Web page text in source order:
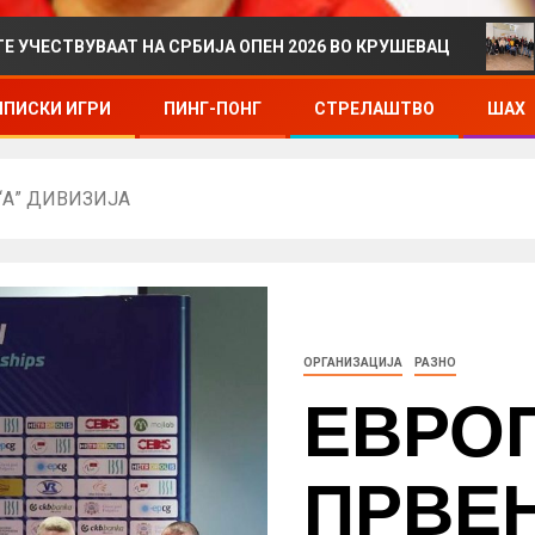
НА СРБИЈА ОПЕН 2026 ВО КРУШЕВАЦ
ИГРИ ПИНГ-ПОНГ СТРЕЛАШТВО ШАХ
ДИВИЗИЈА
ОРГАНИЗАЦИЈА РАЗНО